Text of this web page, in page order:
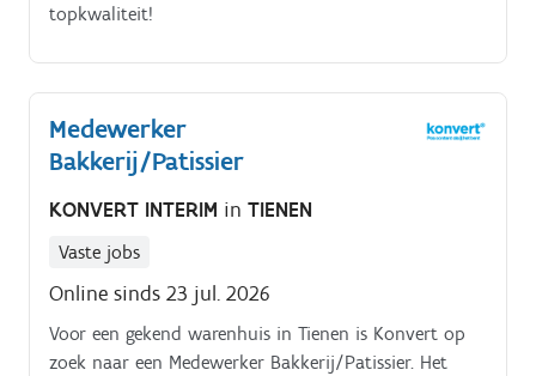
topkwaliteit!
Medewerker
Bakkerij/Patissier
KONVERT INTERIM in TIENEN
Vaste jobs
Online sinds 23 jul. 2026
Voor een gekend warenhuis in Tienen is Konvert op
zoek naar een Medewerker Bakkerij/Patissier. Het